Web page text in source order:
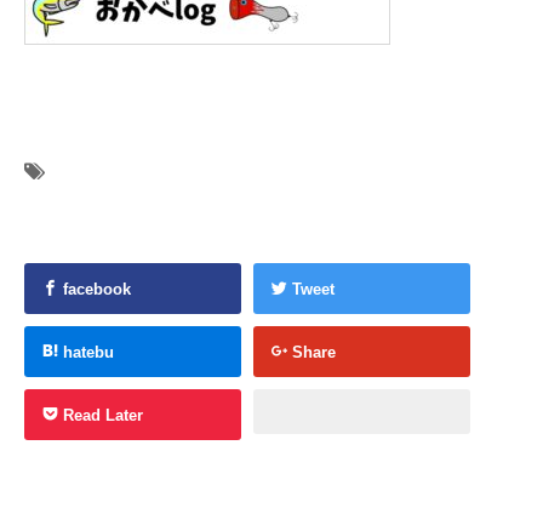
facebook Tweet
hatebu Share
Read Later